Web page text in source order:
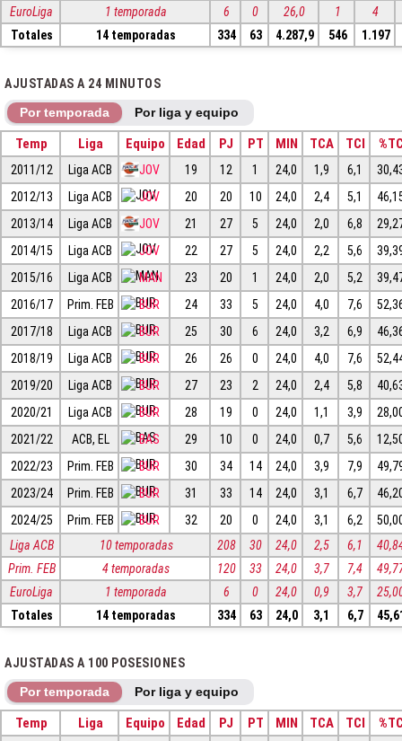
EuroLiga 1 temporada 6 0 26,0 1
4
Totales
14 temporadas 334 63 4.287,9 546 1.197
AJUSTADAS A 24 MINUTOS
Por temporada Por liga y equipo
Temp Liga Equipo Edad PJ PT MIN TCA TCI
2011/12 Liga ACB JOV 19 12 1 24,0 1,9 6,1
2012/13
Liga ACB JOV 20 20 10 24,0 2,4 5,1
2013/14
Liga ACB JOV 21 27 5 24,0 2,0 6,8
2014/15
Liga ACB JOV 22 27 5 24,0 2,2 5,6
2015/16
Liga ACB MAN 23 20 1 24,0 2,0 5,2
2016/17
Prim. FEB BUR 24 33 5 24,0 4,0 7,6
2017/18
Liga ACB BUR 25 30 6 24,0 3,2 6,9
2018/19
Liga ACB BUR 26 26 0 24,0 4,0 7,6
2019/20
Liga ACB BUR 27 23 2 24,0 2,4 5,8
2020/21
Liga ACB BUR 28 19 0 24,0 1,1 3,9
2021/22
ACB, EL BAS 29 10 0 24,0 0,7 5,6
2022/23
Prim. FEB BUR 30 34 14 24,0 3,9 7,9
2023/24
Prim. FEB BUR 31 33 14 24,0 3,1 6,7
2024/25
Prim. FEB BUR 32 20 0 24,0 3,1 6,2
Liga ACB
10 temporadas 208 30 24,0 2,5 6,1
Prim. FEB
4 temporadas 120 33 24,0 3,7 7,4
EuroLiga
1 temporada 6 0 24,0 0,9 3,7
Totales
14 temporadas 334 63 24,0 3,1 6,7
AJUSTADAS A 100 POSESIONES
Por temporada Por liga y equipo
Temp Liga Equipo Edad PJ PT MIN TCA TCI